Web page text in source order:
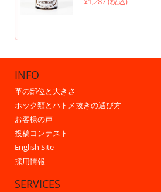
INFO
革の部位と大きさ
ホック類とハトメ抜きの選び方
お客様の声
投稿コンテスト
English Site
採用情報
SERVICES